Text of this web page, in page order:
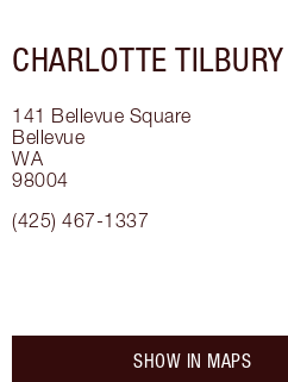
CHARLOTTE
141 Bellevue Square
Bellevue
WA
98004
(425) 467-1337
SHOW IN MAPS